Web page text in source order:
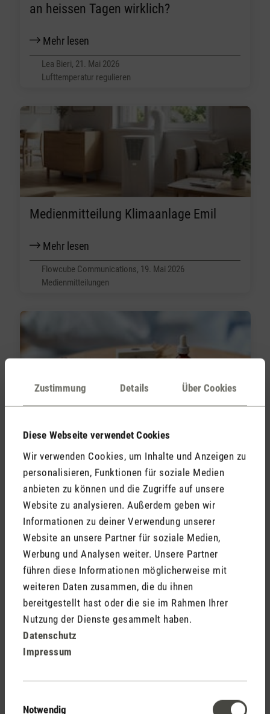
Zustimmung Details Über Cookies
Diese Webseite verwendet Cookies
Wir verwenden Cookies, um Inhalte und Anzeigen zu
personalisieren, Funktionen für soziale Medien
anbieten zu können und die Zugriffe auf unsere
Website zu analysieren. Außerdem geben wir
Informationen zu deiner Verwendung unserer
Website an unsere Partner für soziale Medien,
Werbung und Analysen weiter. Unsere Partner
führen diese Informationen möglicherweise mit
weiteren Daten zusammen, die du ihnen
bereitgestellt hast oder die sie im Rahmen Ihrer
Nutzung der Dienste gesammelt haben.
Datenschutz
Impressum
Notwendig
an heissen Tagen wirklich?
Mehr lesen
Lea Bieri, 21. Mai 2026
Lufttemperatur regulieren
Medienmitteilung Klimaanlage Emil
Mehr lesen
Flowcube Communications, 19. Mai 2026
Medienmitteilungen
Öle wirken schlaffördernd?
Mehr lesen
Joana Deplazes, 27. April 2026
Aromatherapie
10 Tipps gegen Pollenallergie
Gesunde Luft für Allergiker